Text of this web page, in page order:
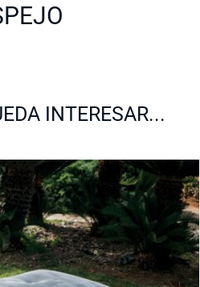
INTERESAR...